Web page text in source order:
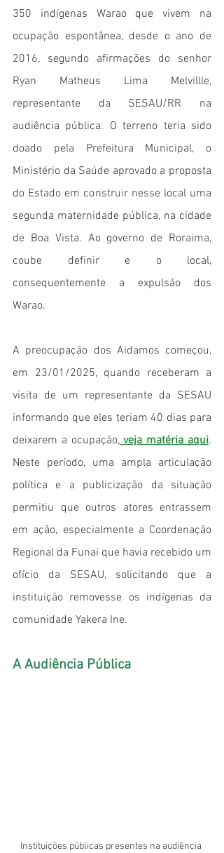
350 indígenas Warao que vivem na
ocupação espontânea, desde o ano de
Ryan Matheus Lima Melvillle,
representante da SESAU/RR na
audiência pública. O terreno teria sido
doado pela Prefeitura Municipal, o
Ministério da Saúde aprovado a proposta
do Estado em construir nesse local uma
segunda maternidade pública, na cidade
de Boa Vista. Ao governo de Roraima,
coube definir e o local,
consequentemente a expulsão dos
Warao.
A preocupação dos Aidamos começou,
em 23/01/2025, quando receberam a
visita de um representante da SESAU
informando que eles teriam 40 dias para
deixarem a ocupação, veja matéria aqui.
Neste período, uma ampla articulação
política e a publicização da situação
permitiu que outros atores entrassem
em ação, especialmente a Coordenação
Regional da Funai que havia recebido um
ofício da SESAU, solicitando que a
instituição removesse os indígenas da
comunidade Yakera Ine.
A Audiência Pública
Instituições públicas presentes na audiência